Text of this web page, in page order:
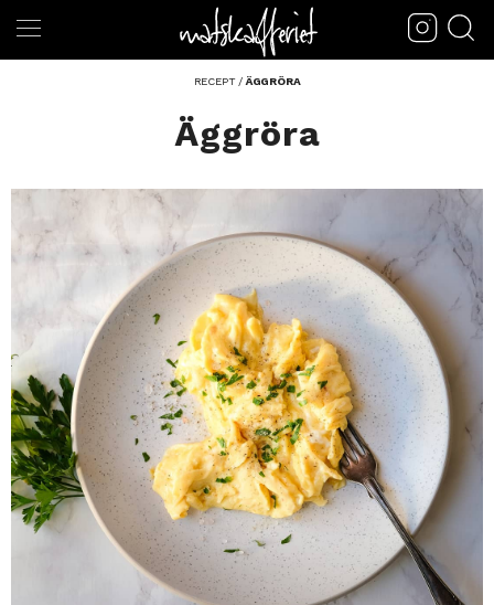
RECEPT/ ÄGGRÖRA
Äggröra